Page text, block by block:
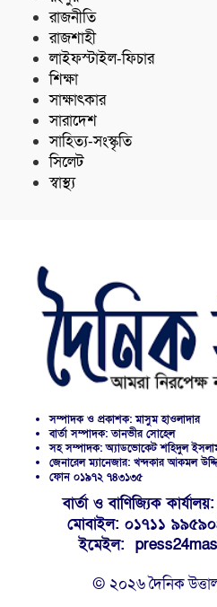
রাজনীতি
রাজশাহী
লাইফস্টাইল-ফিচার
শিক্ষা
সাক্ষাৎকার
সারাদেশ
সাহিত্য-সংস্কৃতি
সিলেট
স্বাস্থ্য
সম্পাদক ও প্রকাশক: মাসুম হাওলাদার
বার্তা সম্পাদক: তানভীর সোহেল
সহ সম্পাদক: অ্যাডভোকেট শহিদুল
জেনারেল ম্যানেজার: খন্দকার আকমল
ফোন ০১৯৭২ ৭৪৩১৩৫
বার্তা ও বাণিজ্যিক
মোবাইল: ০১৭১১
ইমেইল:
© ২০২৬ দৈনিক উত্তাল